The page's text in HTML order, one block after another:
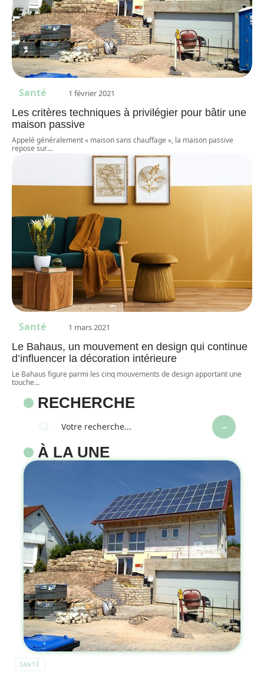
Santé 1 février 2021
Les critères techniques à privilégier pour bâtir une
maison passive
Appelé généralement « maison sans chauffage », la maison passive
repose sur…
Santé 1 mars 2021
Le Bahaus, un mouvement en design qui continue
d’influencer la décoration intérieure
Le Bahaus figure parmi les cinq mouvements de design apportant une
touche…
RECHERCHE
À LA UNE
SANTÉ